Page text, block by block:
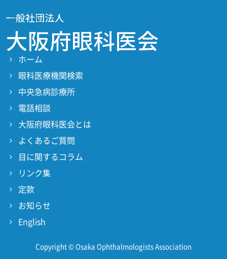
ホーム
眼科医療機関検索
中央急病診療所
電話相談
大阪府眼科医会とは
よくあるご質問
目に関するコラム
リンク集
定款
お知らせ
English
Copyright © Osaka Ophthalmologists Association